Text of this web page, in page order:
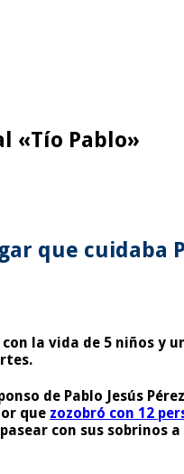
«Tío Pablo»
que cuidaba
la vida de 5 niños y
de Pablo Jesús
que zozobró con 12
con sus sobrinos